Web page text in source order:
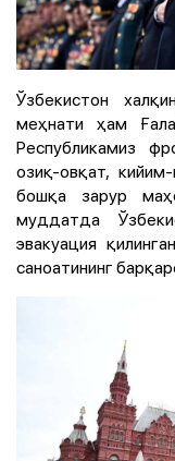
Ўзбекистон
меҳнати ҳам
Республикамиз
озиқ-овқат,
бошқа зарур
муддатда
эвакуация
саноатининг